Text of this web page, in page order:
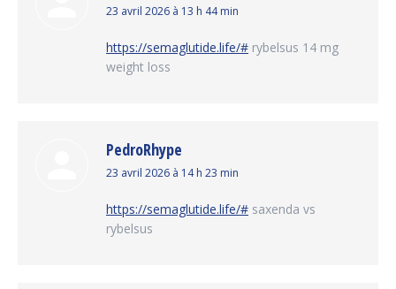
dit
23 avril 2026 à 13 h 44 min
https://semaglutide.life/# rybelsus 14 mg
weight loss
PedroRhype
dit
23 avril 2026 à 14 h 23 min
https://semaglutide.life/# saxenda vs
rybelsus